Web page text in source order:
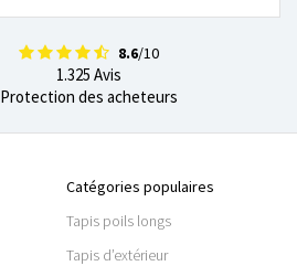
8.6/10
1.325 Avis
Protection des acheteurs
Catégories populaires
Tapis poils longs
Tapis d’extérieur